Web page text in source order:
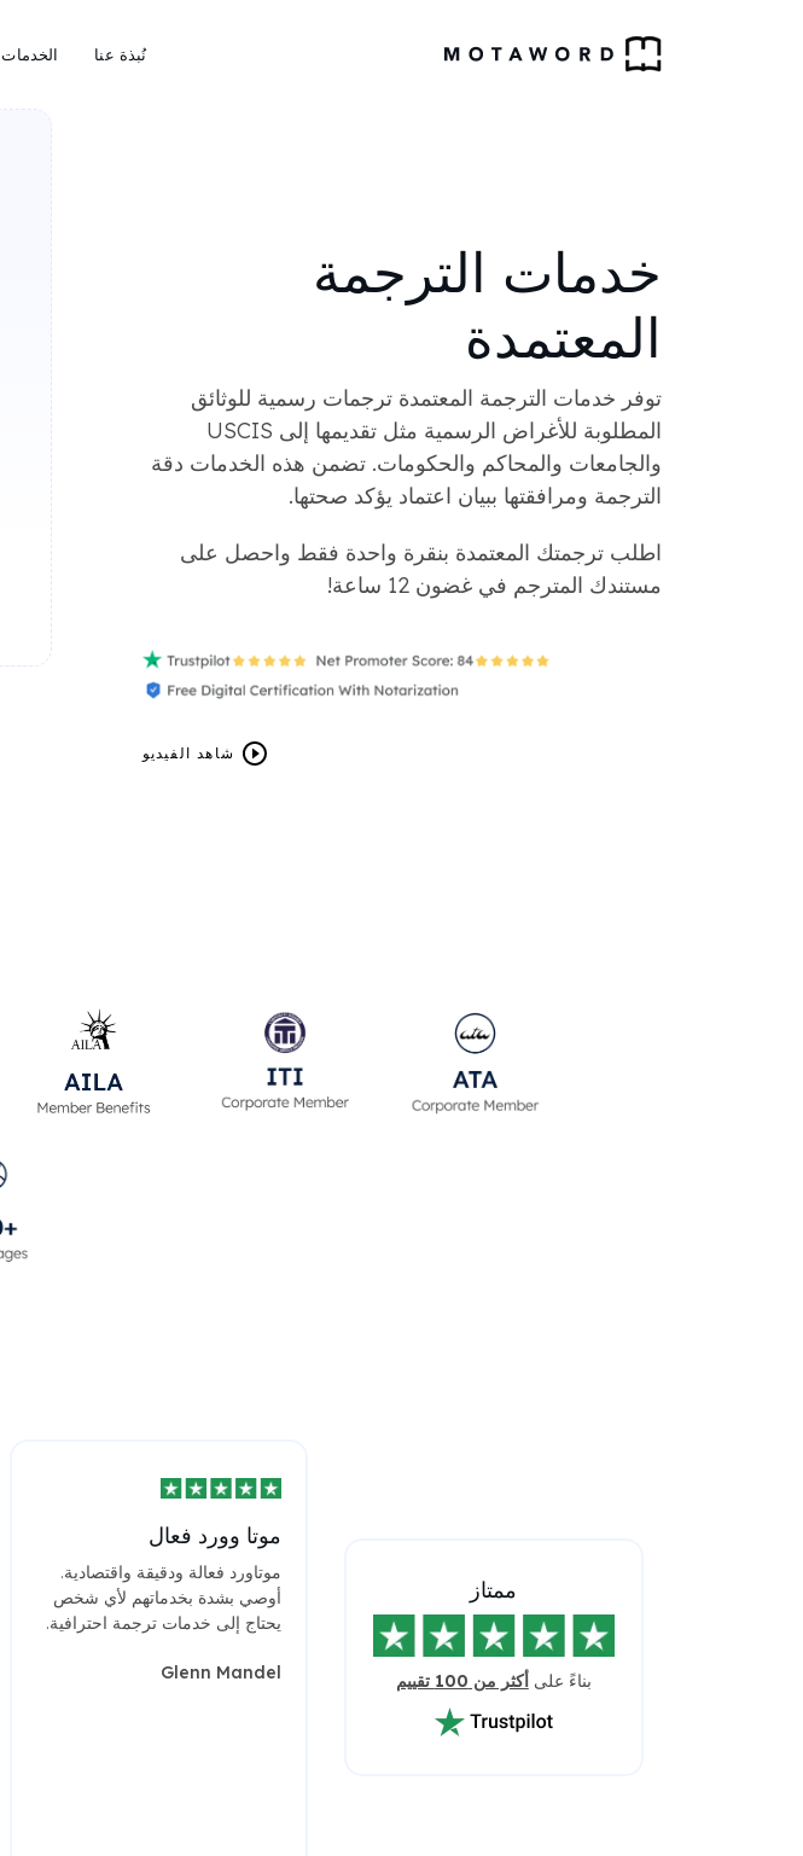
نُبذة عنا الخدمات
خدمات الترجمة
المعتمدة
توفر خدمات الترجمة المعتمدة ترجمات رسمية للوثائق
المطلوبة للأغراض الرسمية مثل تقديمها إلى USCIS
والجامعات والمحاكم والحكومات. تضمن هذه الخدمات دقة
الترجمة ومرافقتها ببيان اعتماد يؤكد صحتها.
اطلب ترجمتك المعتمدة بنقرة واحدة فقط واحصل على
مستندك المترجم في غضون 12 ساعة!
شاهد الفيديو
ممتاز
بناءً علىأكثر من 100 تقييم
موتا وورد فعال
موتاورد فعالة ودقيقة واقتصادية.
أوصي بشدة بخدماتهم لأي شخص
يحتاج إلى خدمات ترجمة احترافية.
Glenn Mandel